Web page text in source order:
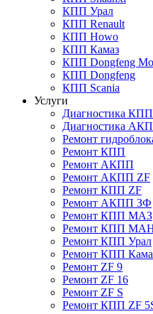
КПП Урал
КПП Renault
КПП Howo
КПП Камаз
КПП Dongfeng
КПП Dongfeng
КПП Scania
Услуги
Диагностика КПП
Диагностика
Ремонт
Ремонт КПП
Ремонт АКПП
Ремонт АКПП ZF
Ремонт КПП ZF
Ремонт АКПП ЗФ
Ремонт КПП МАЗ
Ремонт КПП
Ремонт КПП Урал
Ремонт КПП
Ремонт ZF 9
Ремонт ZF 16
Ремонт ZF S
Ремонт КПП ZF